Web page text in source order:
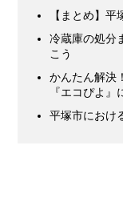
【まとめ】
冷蔵庫の処分
こう
かんたん解決
『エコぴよ』
平塚市におけ